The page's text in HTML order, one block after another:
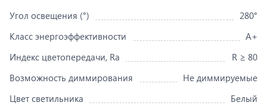
Угол освещения (°)
280°
Класс энергоэффективности
A+
Индекс цветопередачи, Ra
R ≥ 80
Возможность диммирования
Не диммируемые
Цвет светильника
Белый